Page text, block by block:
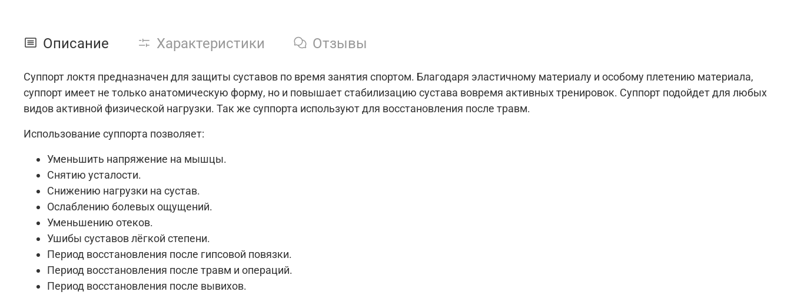
Описание Характеристики Отзывы
Суппорт локтя предназначен для защиты суставов по время занятия спортом. Благодаря эластичному материалу и особому плетению материала,
суппорт имеет не только анатомическую форму, но и повышает стабилизацию сустава вовремя активных тренировок. Суппорт подойдет для любых
видов активной физической нагрузки. Так же суппорта используют для восстановления после травм.
Использование суппорта позволяет:
Уменьшить напряжение на мышцы.
Снятию усталости.
Снижению нагрузки на сустав.
Ослаблению болевых ощущений.
Уменьшению отеков.
Ушибы суставов лёгкой степени.
Период восстановления после гипсовой повязки.
Период восстановления после травм и операций.
Период восстановления после вывихов.